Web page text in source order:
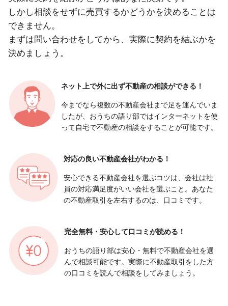
しかし相談をせずに売買するかどうかを決めることは
できません。
まずは問い合わせをしてから、実際に契約を結ぶかを
決めましょう。
ネット上で外に出ず不動産の相談ができる！
今までなら複数の不動産会社まで足を運んでいま
したが、おうちの語り部ではインターネットを使
って自宅で不動産の相談をすることが可能です。
対応の良い不動産会社がわかる！
安心できる不動産会社を選ぶコツは、会社は社
員の対応満足度がいい会社を選ぶこと。あなた
の不動産取引を左右するのは、口コミです。
完全無料・安心して口コミが読める！
おうちの語り部は安心・無料で不動産会社を選
んで相談可能です。実際に不動産取引をした方
の口コミを読んで相談をしてみましょう。